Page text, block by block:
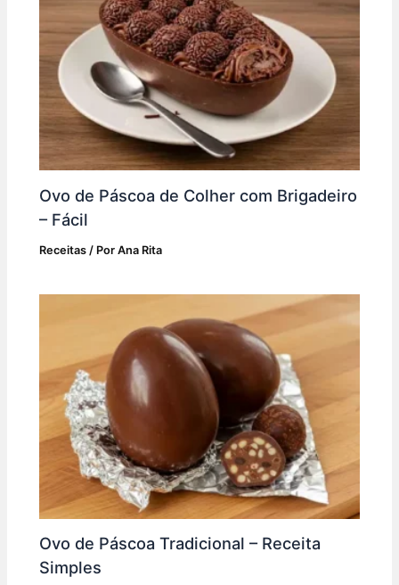
Ovo de Páscoa de Colher com Brigadeiro
– Fácil
Receitas / PorAna Rita
Ovo de Páscoa Tradicional – Receita
Simples